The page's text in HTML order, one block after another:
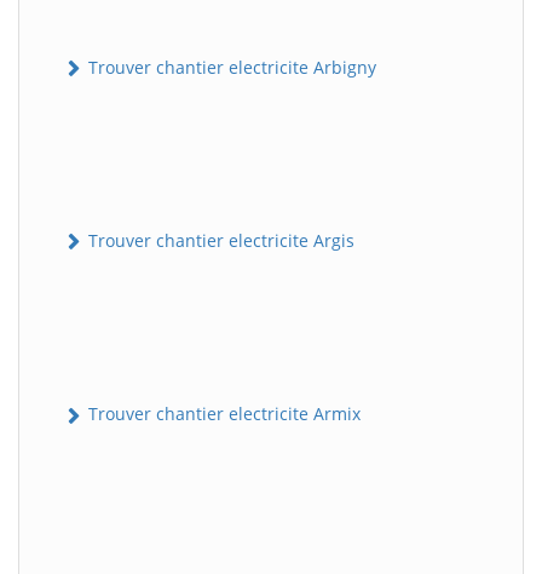
Trouver chantier electricite Arbigny
Trouver chantier electricite Argis
Trouver chantier electricite Armix